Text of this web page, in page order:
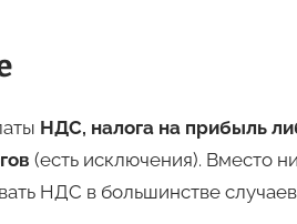
НДС, налога на прибыль
(есть исключения). Вместо
НДС в большинстве